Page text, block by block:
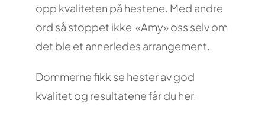
opp kvaliteten på hestene. Med andre
ord så stoppet ikke «Amy» oss selv om
det ble et annerledes arrangement.
Dommerne fikk se hester av god
kvalitet og resultatene får du her.